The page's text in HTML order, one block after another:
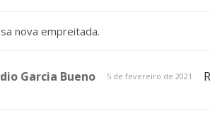
nova empreitada.
Garcia Bueno 5 de fevereiro de 2021